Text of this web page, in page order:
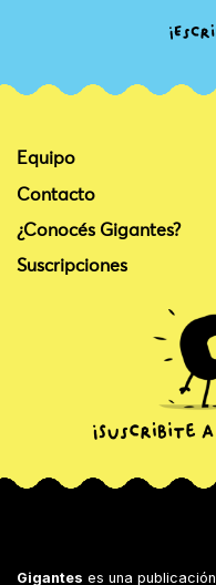
Equipo
Contacto
¿Conocés Gigantes?
Suscripciones
Gigantes es una publicación